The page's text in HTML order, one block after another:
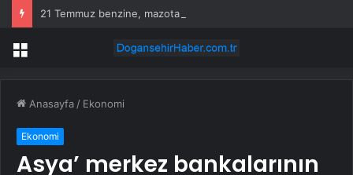
Menü
Anasayfa / Ekonomi
Ekonomi
Asya’ merkez bankalarının